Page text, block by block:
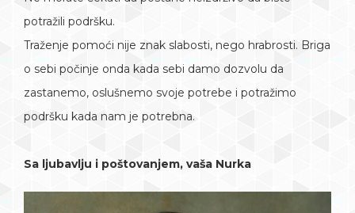
potražili podršku.
Traženje pomoći nije znak slabosti, nego hrabrosti. Briga
o sebi počinje onda kada sebi damo dozvolu da
zastanemo, oslušnemo svoje potrebe i potražimo
podršku kada nam je potrebna.
Sa ljubavlju i poštovanjem, vaša Nurka